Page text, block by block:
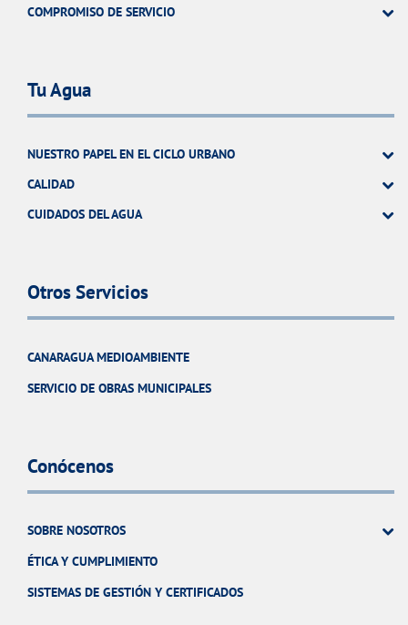
COMPROMISO DE SERVICIO
Tu Agua
NUESTRO PAPEL EN EL CICLO URBANO
CALIDAD
CUIDADOS DEL AGUA
Otros Servicios
CANARAGUA MEDIOAMBIENTE
SERVICIO DE OBRAS MUNICIPALES
Conócenos
SOBRE NOSOTROS
ÉTICA Y CUMPLIMIENTO
SISTEMAS DE GESTIÓN Y CERTIFICADOS